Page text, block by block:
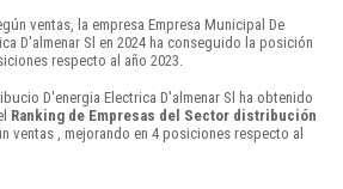
ventas, la empresa Empresa Municipal De
D'almenar Sl en 2024 ha conseguido la posición
respecto al año 2023.
D'energia Electrica D'almenar Sl ha obtenido
Ranking de Empresas del Sector distribución
ventas , mejorando en 4 posiciones respecto al